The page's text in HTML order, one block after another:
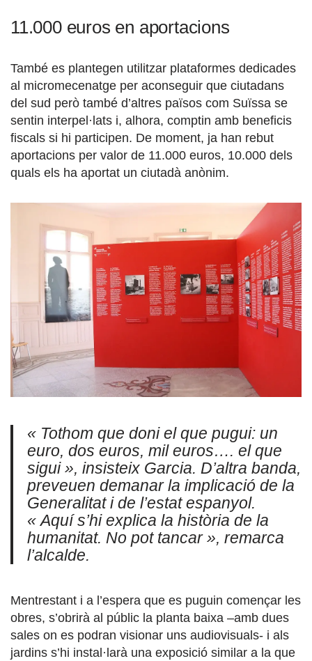
11.000 euros en aportacions
També es plantegen utilitzar plataformes dedicades
al micromecenatge per aconseguir que ciutadans
del sud però també d’altres països com Suïssa se
sentin interpel·lats i, alhora, comptin amb beneficis
fiscals si hi participen. De moment, ja han rebut
aportacions per valor de 11.000 euros, 10.000 dels
quals els ha aportat un ciutadà anònim.
« Tothom que doni el que pugui: un
euro, dos euros, mil euros…. el que
sigui », insisteix Garcia. D’altra banda,
preveuen demanar la implicació de la
Generalitat i de l’estat espanyol.
« Aquí s’hi explica la història de la
humanitat. No pot tancar », remarca
l’alcalde.
Mentrestant i a l’espera que es puguin començar les
obres, s’obrirà al públic la planta baixa –amb dues
sales on es podran visionar uns audiovisuals- i als
jardins s’hi instal·larà una exposició similar a la que